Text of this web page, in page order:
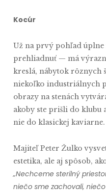
Kocúr
Už na prvý pohľad
prehliadnuť — má
kreslá, nábytok rôznych
niekoľko industriálnych
obrazy na stenách
akoby ste prišli do klubu
nie do klasickej kaviarne.
Majiteľ Peter Žulko
estetika, ale aj spôsob,
„Nechceme sterilný
niečo sme zachovali,